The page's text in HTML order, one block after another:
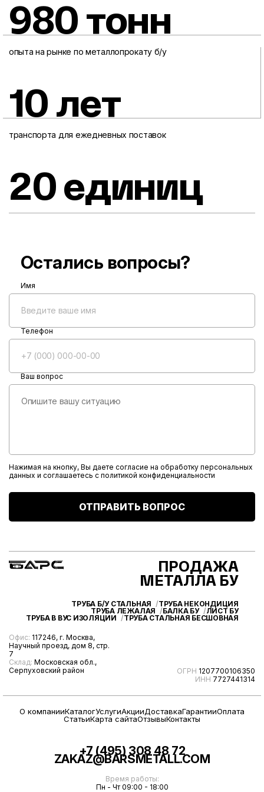
980 тонн
опыта на рынке по металлопрокату б/у
10 лет
транспорта для ежедневных поставок
20 единиц
Остались вопросы?
Имя
Телефон
Ваш вопрос
Нажимая на кнопку, Вы даете согласие на обработку персональных
данных и соглашаетесь с политикой конфиденциальности
ОТПРАВИТЬ ВОПРОС
Офис: 117246, г. Москва,
Научный проезд, дом 8, стр.
7
Склад: Московская обл.,
Серпуховский район
ОГРН 1207700106350
ИНН 7727441314
ПРОДАЖА
МЕТАЛЛА БУ
ТРУБА Б/У СТАЛЬНАЯ
ТРУБА НЕКОНДИЦИЯ
ТРУБА ЛЕЖАЛАЯ
БАЛКА БУ
ЛИСТ БУ
ТРУБА В ВУС ИЗОЛЯЦИИ
ТРУБА СТАЛЬНАЯ БЕСШОВНАЯ
О компанииКаталогУслугиАкцииДоставкаГарантииОплата
СтатьиКарта сайтаОтзывыКонтакты
+7 (495) 308 48 72
ZAKAZ@BARSMETALL.COM
Время работы:
Пн - Чт 09:00 - 18:00